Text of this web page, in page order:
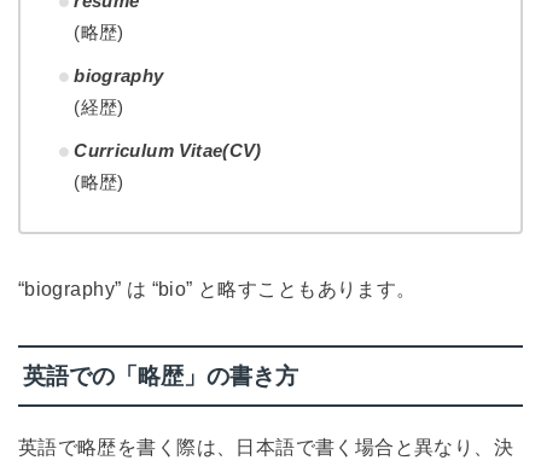
(略歴)
biography
(経歴)
Curriculum Vitae(CV)
(略歴)
“biography” は “bio” と略すこともあります。
英語での「略歴」の書き方
英語で略歴を書く際は、日本語で書く場合と異なり、決